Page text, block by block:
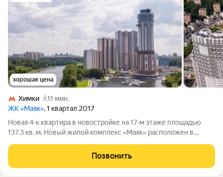
хорошая цена
Химки
11 мин.
ЖК «Маяк», 1 квартал 2017
Новая 4-к квартира в новостройке на 17-м этаже площадью
137.3 кв. м. Новый жилой комплекс «Маяк» расположен в
Химок. С юга и востока огромная приватная территория 10,8 га,
которая с одной
Позвонить